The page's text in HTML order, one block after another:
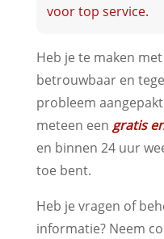
voor top service.
Heb je te maken
betrouwbaar en
probleem
meteen een gratis
en binnen 24 uur
toe bent.
Heb je vragen of
informatie? Neem